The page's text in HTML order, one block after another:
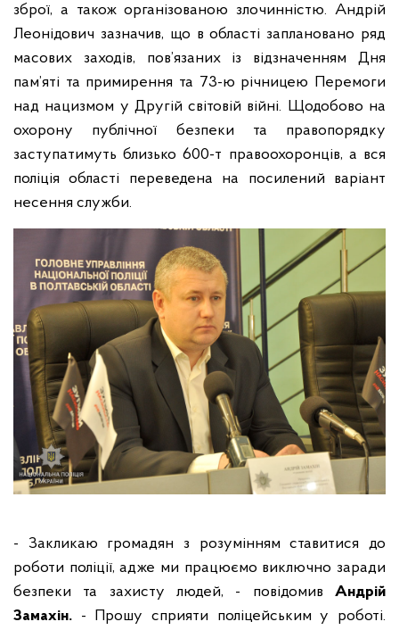
зброї, а також організованою злочинністю. Андрій
Леонідович зазначив, що в області заплановано ряд
масових заходів, пов’язаних із відзначенням Дня
пам’яті та примирення та 73-ю річницею Перемоги
над нацизмом у Другій світовій війні. Щодобово на
охорону публічної безпеки та правопорядку
заступатимуть близько 600-т правоохоронців, а вся
поліція області переведена на посилений варіант
несення служби.
- Закликаю громадян з розумінням ставитися до
роботи поліції, адже ми працюємо виключно заради
безпеки та захисту людей, - повідомив Андрій
Замахін. - Прошу сприяти поліцейським у роботі.